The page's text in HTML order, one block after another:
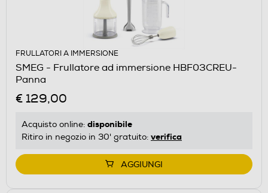
FRULLATORI A IMMERSIONE
SMEG - Frullatore ad immersione HBF03CREU-
Panna
€ 129,00
Acquisto online: disponibile
Ritiro in negozio in 30' gratuito: verifica
AGGIUNGI